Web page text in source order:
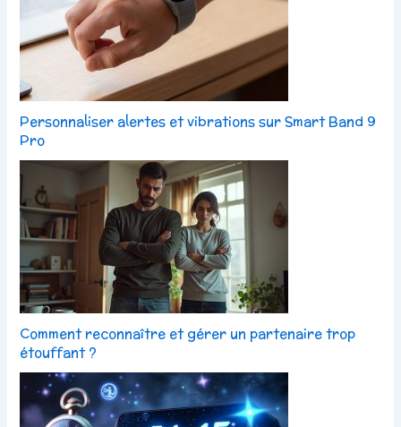
Personnaliser alertes et vibrations sur Smart Band 9
Pro
Comment reconnaître et gérer un partenaire trop
étouffant ?